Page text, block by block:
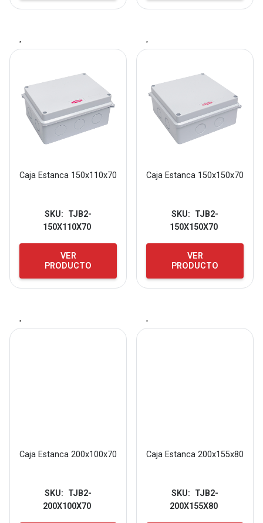
Caja Estanca 150x110x70
SKU: TJB2-
150X110X70
VER
PRODUCTO
Caja Estanca 150x150x70
SKU: TJB2-
150X150X70
VER
PRODUCTO
Caja Estanca 200x100x70
SKU: TJB2-
200X100X70
Caja Estanca 200x155x80
SKU: TJB2-
200X155X80